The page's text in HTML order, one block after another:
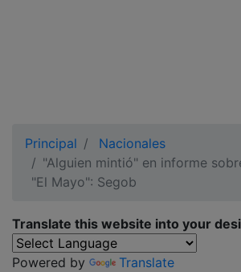
Principal
Nacionales
"Alguien mintió" en informe
"El Mayo": Segob
Translate this website into your
Powered by
Translate